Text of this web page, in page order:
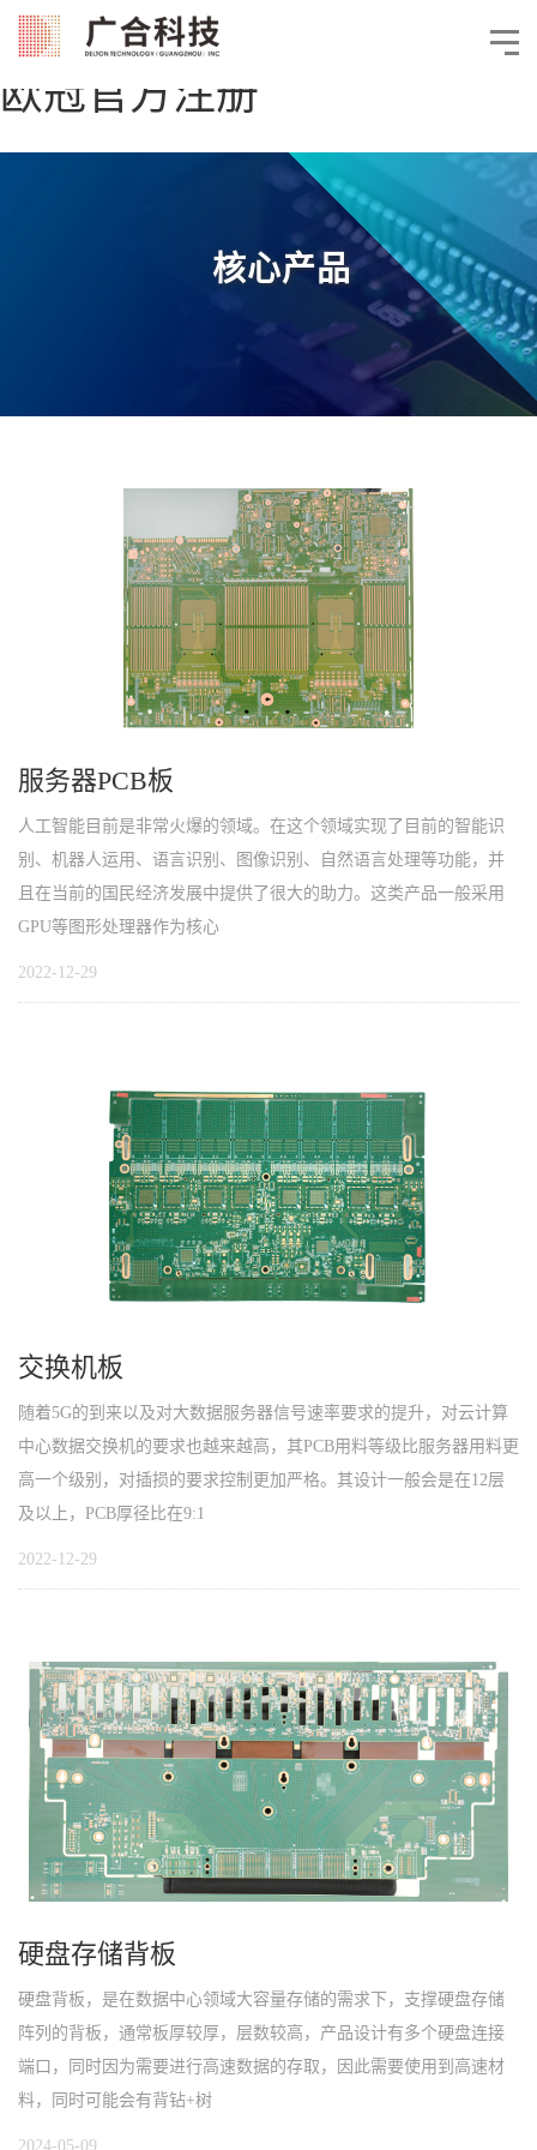
欧冠官方注册
核心产品
服务器PCB板
人工智能目前是非常火爆的领域。在这个领域实现了目前的智能识
别、机器人运用、语言识别、图像识别、自然语言处理等功能，并
且在当前的国民经济发展中提供了很大的助力。这类产品一般采用
GPU等图形处理器作为核心
2022-12-29
交换机板
随着5G的到来以及对大数据服务器信号速率要求的提升，对云计算
中心数据交换机的要求也越来越高，其PCB用料等级比服务器用料更
高一个级别，对插损的要求控制更加严格。其设计一般会是在12层
及以上，PCB厚径比在9:1
2022-12-29
硬盘存储背板
硬盘背板，是在数据中心领域大容量存储的需求下，支撑硬盘存储
阵列的背板，通常板厚较厚，层数较高，产品设计有多个硬盘连接
端口，同时因为需要进行高速数据的存取，因此需要使用到高速材
料，同时可能会有背钻+树
2024-05-09